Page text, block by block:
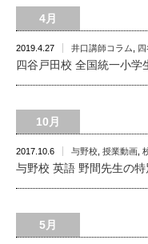
4月
2019.4.27 井口講師コラム
四谷戸田校 全国統一小学
10月
2017.10.6 与野校 授業動画
与野校 英語 野間先生の特
5月